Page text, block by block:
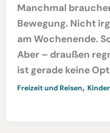
Manchmal
Bewegung. Nicht
am Wochenende.
Aber – draußen
ist gerade keine
Freizeit und Reisen,